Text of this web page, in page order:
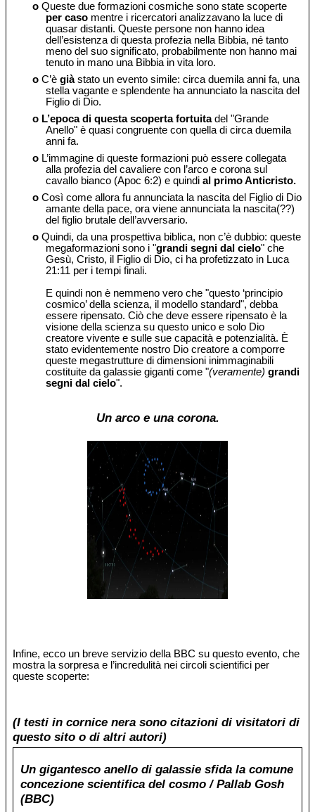
o Queste due formazioni cosmiche sono state scoperte
per caso mentre i ricercatori analizzavano la luce di
quasar distanti. Queste persone non hanno idea
dell’esistenza di questa profezia nella Bibbia, né tanto
meno del suo significato, probabilmente non hanno mai
tenuto in mano una Bibbia in vita loro.
o C’ègiàstato un evento simile: circa duemila anni fa, una
stella vagante e splendente ha annunciato la nascita del
Figlio di Dio.
o L’epoca di questa scoperta fortuitadel "Grande
Anello" è quasi congruente con quella di circa duemila
anni fa.
o L’immagine di queste formazioni può essere collegata
alla profezia del cavaliere con l’arco e corona sul
cavallo bianco (Apoc 6:2) e quindial primo Anticristo.
o Così come allora fu annunciata la nascita del Figlio di Dio
amante della pace, ora viene annunciata la nascita(??)
del figlio brutale dell’avversario.
o Quindi, da una prospettiva biblica, non c’è dubbio: queste
megaformazioni sono i "grandi segni dal cielo" che
Gesù, Cristo, il Figlio di Dio, ci ha profetizzato in Luca
21:11 per i tempi finali.
E quindi non è nemmeno vero che "questo ‘principio
cosmico’ della scienza, il modello standard", debba
essere ripensato. Ciò che deve essere ripensato è la
visione della scienza su questo unico e solo Dio
creatore vivente e sulle sue capacità e potenzialità. È
stato evidentemente nostro Dio creatore a comporre
queste megastrutture di dimensioni inimmaginabili
costituite da galassie giganti come "(veramente)grandi
segni dal cielo".
Un arco e una corona.
Infine, ecco un breve servizio della BBC su questo evento, che
mostra la sorpresa e l’incredulità nei circoli scientifici per
queste scoperte:
(I testi in cornice nera sono citazioni di visitatori di
questo sito o di altri autori)
Un gigantesco anello di galassie sfida la comune
concezione scientifica del cosmo / Pallab Gosh
(BBC)